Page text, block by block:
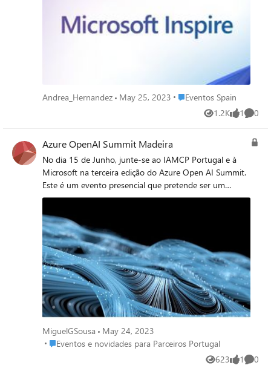
oportunidad de ser parte de una comunidad global
verdaderamente inspiradora! ¡Únete a Microsoft
Andrea_Hernandez May 25, 2023 Place Eventos Spain
Eventos Spain
1.2K
Views 1
like 0
Azure OpenAI Summit Madeira
No dia 15 de Junho, junte-se ao IAMCP Portugal e à
Microsoft na terceira edição do Azure Open AI Summit.
Este é um evento presencial que pretende ser um
espaço com onde poderá trocar ideias e fazer
cases com exemplos de como poderá utilizar uma das
principais inovações em Inteligência Artificial no
desenvolvimento de soluções ponta a ponta assentes
na plataforma Azure. Registe-se já e reserve o seu lugar!
MiguelGSousa
May 24, 2023
Place Eventos e novidades para Parceiros Portugal
Eventos e novidades para Parceiros Portugal
623
Views 1
like 0